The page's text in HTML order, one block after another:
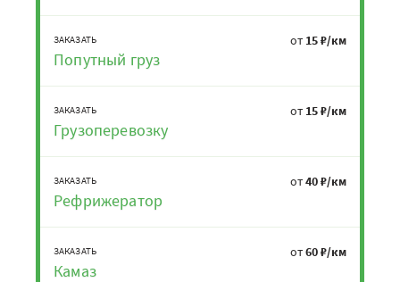
ЗАКАЗАТЬ
Попутный груз
от 15 ₽/км
ЗАКАЗАТЬ
Грузоперевозку
от 15 ₽/км
ЗАКАЗАТЬ
Рефрижератор
от40 ₽/км
ЗАКАЗАТЬ
Камаз
от60 ₽/км